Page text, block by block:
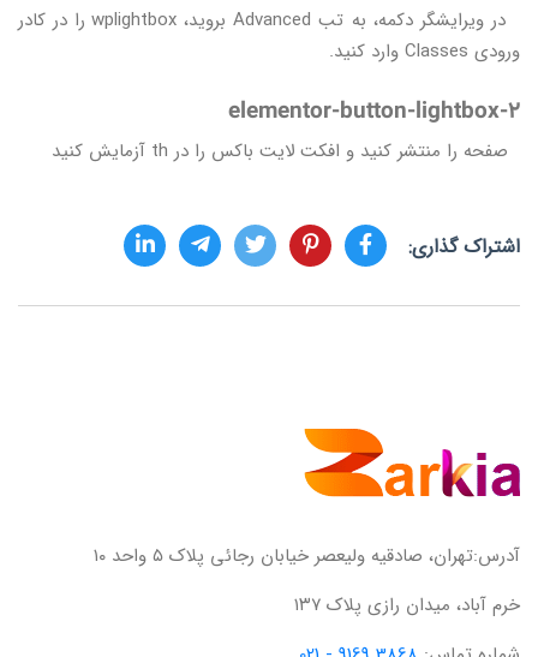
در ویرایشگر دکمه، به تب Advanced بروید، wplightbox را در کادر
ورودی Classes وارد کنید.
elementor-button-lightbox-2
صفحه را منتشر کنید و افکت لایت باکس را در th آزمایش کنید
اشتراک گذاری:
آدرس:تهران، صادقیه ولیعصر خیابان رجائی پلاک ۵ واحد ۱۰
خرم آباد، میدان رازی پلاک ۱۳۷